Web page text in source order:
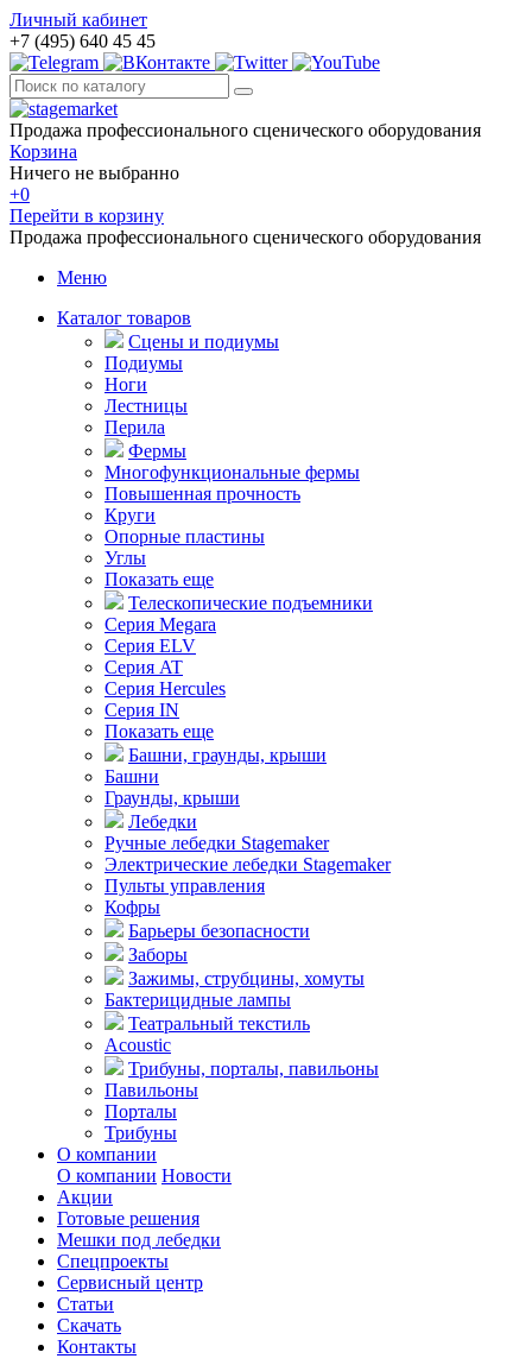
Личный кабинет
+7 (495) 640 45 45
Продажа профессионального сценического оборудования
Корзина
Ничего не выбранно
+0
Перейти в корзину
Продажа профессионального сценического оборудования
Меню
Каталог товаров
Сцены и подиумы
Подиумы
Ноги
Лестницы
Перила
Фермы
Многофункциональные фермы
Повышенная прочность
Круги
Опорные пластины
Углы
Показать еще
Телескопические подъемники
Серия Megara
Серия ELV
Серия AT
Серия Hercules
Серия IN
Показать еще
Башни, граунды, крыши
Башни
Граунды, крыши
Лебедки
Ручные лебедки Stagemaker
Электрические лебедки Stagemaker
Пульты управления
Кофры
Барьеры безопасности
Заборы
Зажимы, струбцины, хомуты
Бактерицидные лампы
Театральный текстиль
Acoustic
Трибуны, порталы, павильоны
Павильоны
Порталы
Трибуны
О компании
О компании Новости
Акции
Готовые решения
Мешки под лебедки
Спецпроекты
Сервисный центр
Статьи
Скачать
Контакты